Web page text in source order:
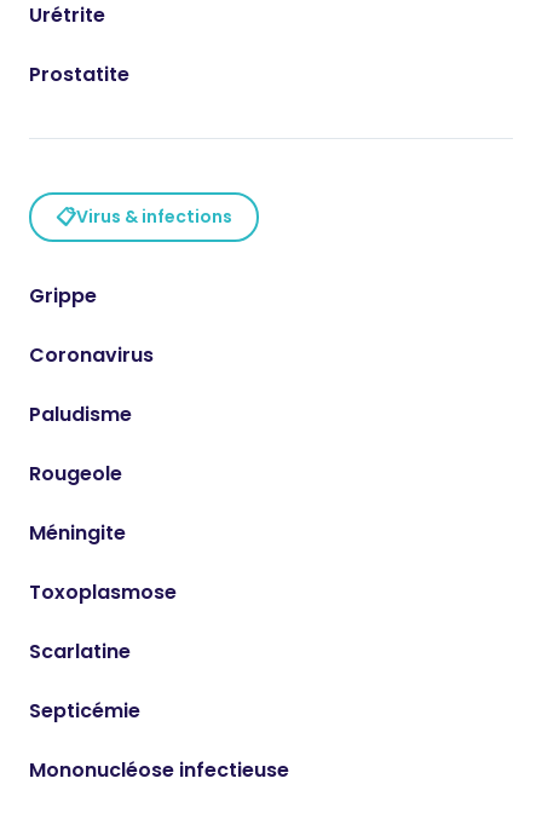
Urétrite
Prostatite
📋Virus & infections
Grippe
Coronavirus
Paludisme
Rougeole
Méningite
Toxoplasmose
Scarlatine
Septicémie
Mononucléose infectieuse